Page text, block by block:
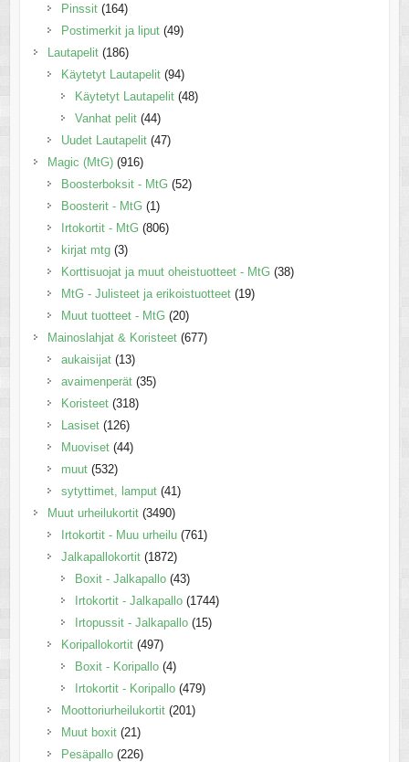
Pinssit (164)
Postimerkit ja liput (49)
Lautapelit (186)
Käytetyt Lautapelit (94)
Käytetyt Lautapelit (48)
Vanhat pelit (44)
Uudet Lautapelit (47)
Magic (MtG) (916)
Boosterboksit - MtG (52)
Boosterit - MtG (1)
Irtokortit - MtG (806)
kirjat mtg (3)
Korttisuojat ja muut oheistuotteet - MtG (38)
MtG - Julisteet ja erikoistuotteet (19)
Muut tuotteet - MtG (20)
Mainoslahjat & Koristeet (677)
aukaisijat (13)
avaimenperät (35)
Koristeet (318)
Lasiset (126)
Muoviset (44)
muut (532)
sytyttimet, lamput (41)
Muut urheilukortit (3490)
Irtokortit - Muu urheilu (761)
Jalkapallokortit (1872)
Boxit - Jalkapallo (43)
Irtokortit - Jalkapallo (1744)
Irtopussit - Jalkapallo (15)
Koripallokortit (497)
Boxit - Koripallo (4)
Irtokortit - Koripallo (479)
Moottoriurheilukortit (201)
Muut boxit (21)
Pesäpallo (226)